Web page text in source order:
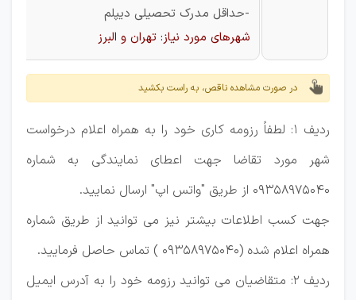
-حداقل مدرک تحصیلی دیپلم
شهرهای مورد نیاز: تهران و البرز
در صورت مشاهده ناقص، به راست بکشید
ردیف 1: لطفاً رزومه کاری خود را به همراه اعلام درخواست
شهر مورد تقاضا جهت اعطای نمایندگی به شماره
09358975040 از طریق "واتس اپ" ارسال نمایید.
جهت کسب اطلاعات بیشتر نیز می توانید از طریق شماره
همراه اعلام شده (09358975040 ) تماس حاصل فرمایید.
ردیف 2:
متقاضیان می توانید رزومه خود را به آدرس ایمیل